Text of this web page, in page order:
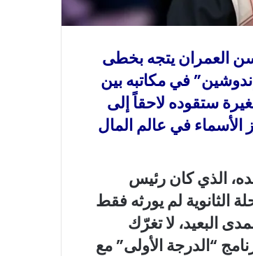
العمران يتجه بخطى
في مكاتبه بين
ستقوده لاحقاً إلى
الأسماء في عالم المال
الذي كان رئيس
الثانوية لم يورثه فقط
البعيد، لا تغرّك
“الدرجة الأولى” مع